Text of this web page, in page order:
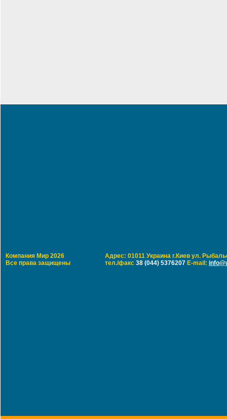
Компания Мир 2026
Все права защищены
Адрес: 01011 Украина г.Киев ул.
тел./факс 38 (044) 5376207 E-mail: